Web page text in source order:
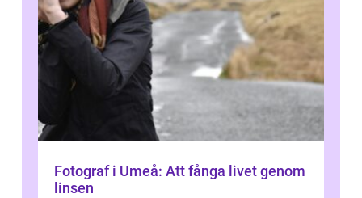
Fotograf i Umeå: Att fånga livet genom
linsen